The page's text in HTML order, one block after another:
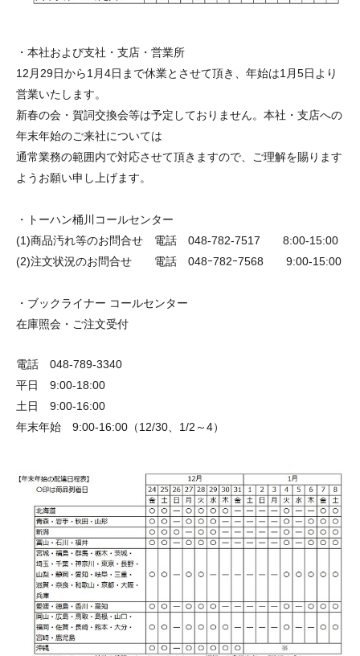
・本社および支社・支店・営業所
12月29日から1月4日まで休業とさせて頂き、年始は1月5日より
営業いたします。
新春の会・賀詞交換会等は予定しておりません。本社・支店への
年末年始のご来社については
通常業務の範囲内で対応させて頂きますので、ご理解を賜ります
ようお願い申し上げます。
・トーハン桶川コールセンター
(1)商品汚れ等のお問合せ 電話 048-782-7517 8:00-15:00
(2)注文状況のお問合せ 電話 048ｰ782ｰ7568 9:00-15:00
・ブックライナー コールセンター
在庫照会・ご注文受付
電話 048-789-3340
平日 9:00-18:00
土日 9:00-16:00
年末年始 9:00-16:00（12/30、1/2～4）